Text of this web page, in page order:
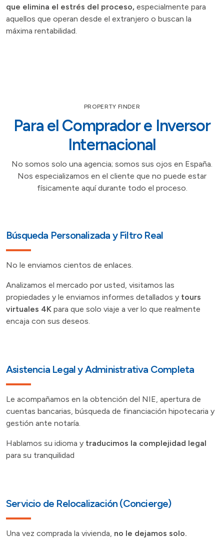
que elimina el estrés del proceso, especialmente para
aquellos que operan desde el extranjero o buscan la
máxima rentabilidad.
PROPERTY FINDER
Para el Comprador e Inversor
Internacional
No somos solo una agencia; somos sus ojos en España.
Nos especializamos en el cliente que no puede estar
físicamente aquí durante todo el proceso.
Búsqueda Personalizada y Filtro Real
No le enviamos cientos de enlaces.
Analizamos el mercado por usted, visitamos las
propiedades y le enviamos informes detallados y tours
virtuales 4K para que solo viaje a ver lo que realmente
encaja con sus deseos.
Asistencia Legal y Administrativa Completa
Le acompañamos en la obtención del NIE, apertura de
cuentas bancarias, búsqueda de financiación hipotecaria y
gestión ante notaría.
Hablamos su idioma y traducimos la complejidad legal
para su tranquilidad
Servicio de Relocalización (Concierge)
Una vez comprada la vivienda, no le dejamos solo.